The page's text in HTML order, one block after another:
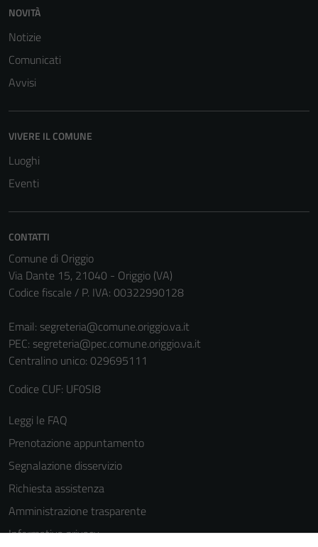
NOVITÀ
Notizie
Comunicati
Avvisi
VIVERE IL COMUNE
Luoghi
Eventi
CONTATTI
Comune di Origgio
Via Dante 15, 21040 - Origgio (VA)
Codice fiscale / P. IVA: 00322990128
Email: segreteria@comune.origgio.va.it
PEC: segreteria@pec.comune.origgio.va.it
Centralino unico: 029695111
Codice CUF: UF0SI8
Leggi le FAQ
Prenotazione appuntamento
Segnalazione disservizio
Richiesta assistenza
Amministrazione trasparente
Informativa privacy
funzionamento